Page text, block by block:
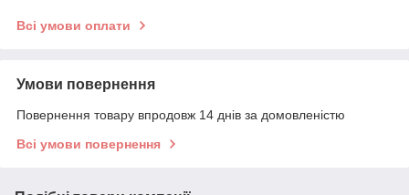
Всі умови оплати
Умови повернення
Повернення товару впродовж 14 днів за домовленістю
Всі умови повернення